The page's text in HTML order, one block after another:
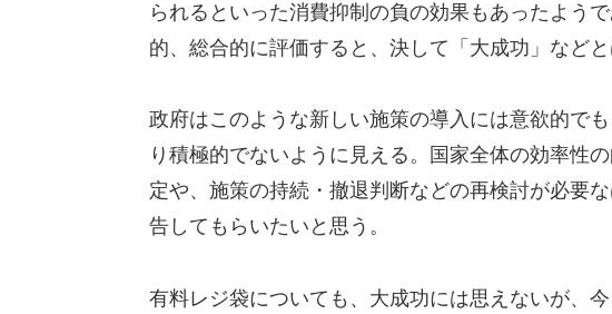
られるといった消費抑制の負の効果もあったよう
的、総合的に評価すると、決して「大成功」など
政府はこのような新しい施策の導入には意欲的で
り積極的でないように見える。国家全体の効率性
定や、施策の持続・撤退判断などの再検討が必要
告してもらいたいと思う。
有料レジ袋についても、大成功には思えないが、